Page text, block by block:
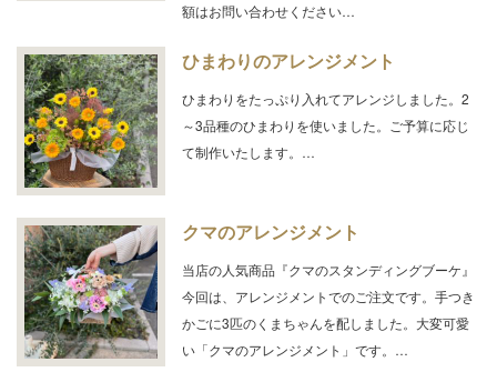
額はお問い合わせください…
ひまわりのアレンジメント
ひまわりをたっぷり入れてアレンジしました。2
～3品種のひまわりを使いました。ご予算に応じ
て制作いたします。…
クマのアレンジメント
当店の人気商品『クマのスタンディングブーケ』
今回は、アレンジメントでのご注文です。手つき
かごに3匹のくまちゃんを配しました。大変可愛
い「クマのアレンジメント」です。…